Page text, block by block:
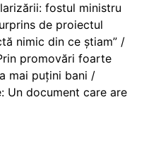
fostul ministru
de proiectul
nimic din ce știam” /
promovări foarte
mai puțini bani /
Un document care are